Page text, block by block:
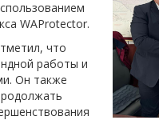
WAProtector.
что
работы и
Он также